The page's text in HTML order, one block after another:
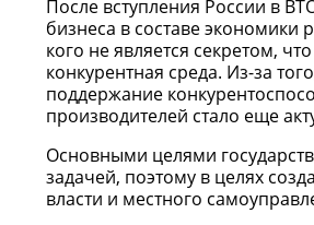
После вступления России в
бизнеса в составе
кого не является секретом,
конкурентная среда. Из-за
поддержание
производителей стало еще
Основными целями
задачей, поэтому в целях
власти и местного